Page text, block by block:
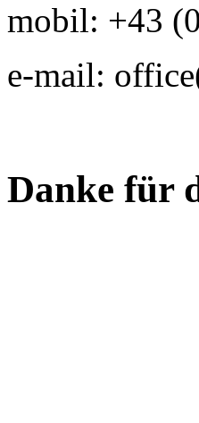
mobil: +43
e-mail:
Danke für